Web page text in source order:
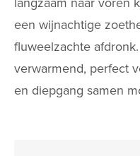
een wijnachtige
fluweelzachte
verwarmend, perfect
en diepgang samen